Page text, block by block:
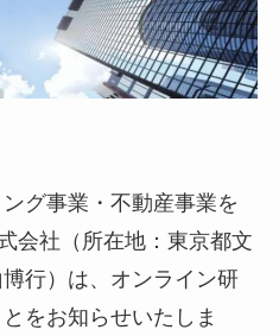
グ事業・不動産事業を
会社（所在地：東京都文
行）は、オンライン研
をお知らせいたしま